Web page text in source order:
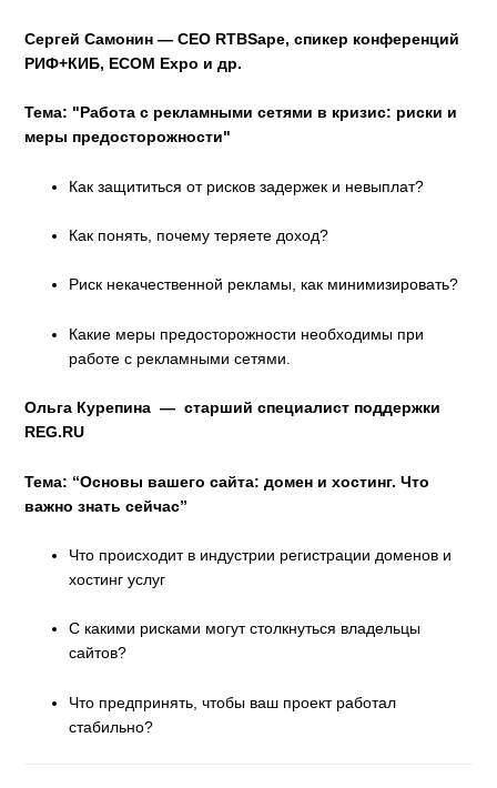
Сергей Самонин — СЕО RTBSape, спикер конференций
РИФ+КИБ, ECOM Expo и др.
Тема: "Работа с рекламными сетями в кризис: риски и
меры предосторожности"
Как защититься от рисков задержек и невыплат?
Как понять, почему теряете доход?
Риск некачественной рекламы, как минимизировать?
Какие меры предосторожности необходимы при
работе с рекламными сетями.
Ольга Курепина — старший специалист поддержки
REG.RU
Тема: “Основы вашего сайта: домен и хостинг. Что
важно знать сейчас”
Что происходит в индустрии регистрации доменов и
хостинг услуг
С какими рисками могут столкнуться владельцы
сайтов?
Что предпринять, чтобы ваш проект работал
стабильно?